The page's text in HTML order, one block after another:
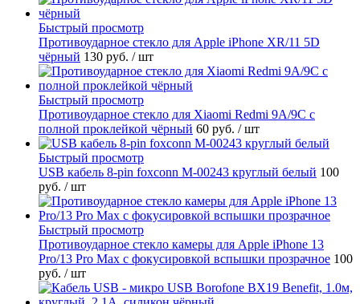
Быстрый просмотр
Противоударное стекло для Apple iPhone XR/11 5D
чёрный 130 руб. / шт
Быстрый просмотр
Противоударное стекло для Xiaomi Redmi 9A/9C с
полной проклейкой чёрный 60 руб. / шт
Быстрый просмотр
USB кабель 8-pin foxconn M-00243 круглый белый 100
руб. / шт
Быстрый просмотр
Противоударное стекло камеры для Apple iPhone 13
Pro/13 Pro Max с фокусировкой вспышки прозрачное 100
руб. / шт